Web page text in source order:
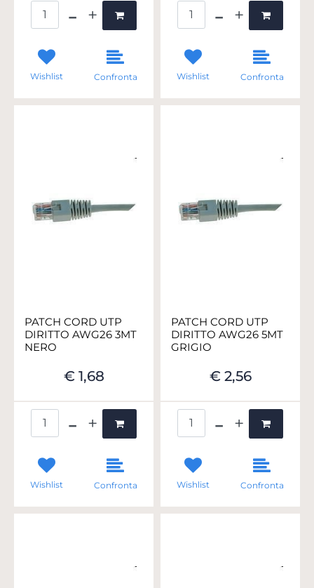
Wishlist Confronta Wishlist Confronta
PATCH CORD UTP
DIRITTO AWG26 3MT
NERO
€ 1,68
Wishlist Confronta
PATCH CORD UTP
DIRITTO AWG26 5MT
GRIGIO
€ 2,56
Wishlist Confronta